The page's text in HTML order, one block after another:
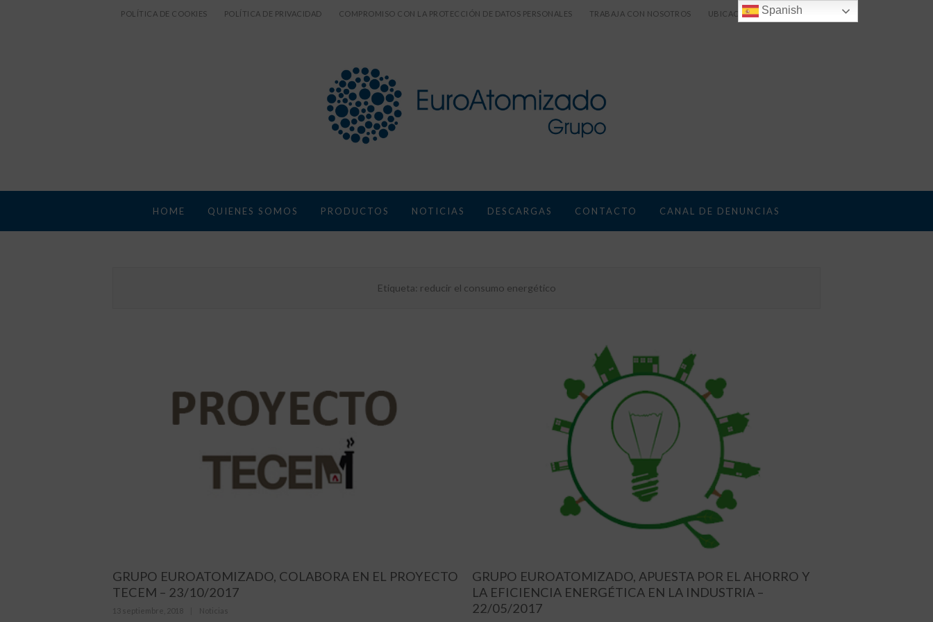
POLÍTICA DE COOKIES POLÍTICA DE PRIVACIDAD COMPROMISO CON LA PROTECCIÓN DE DATOS PERSONALES TRABAJA CON NOSOTROS UBICACIÓN
HOME QUIENES SOMOS PRODUCTOS NOTICIAS DESCARGAS CONTACTO CANAL DE DENUNCIAS
Etiqueta: reducir el consumo energético
GRUPO EUROATOMIZADO, COLABORA EN EL PROYECTO
TECEM – 23/10/2017
Posted
13 septiembre, 2018 Categories
Noticias
GRUPO EUROATOMIZADO, APUESTA POR EL AHORRO Y
LA EFICIENCIA ENERGÉTICA EN LA INDUSTRIA –
22/05/2017
Spanish